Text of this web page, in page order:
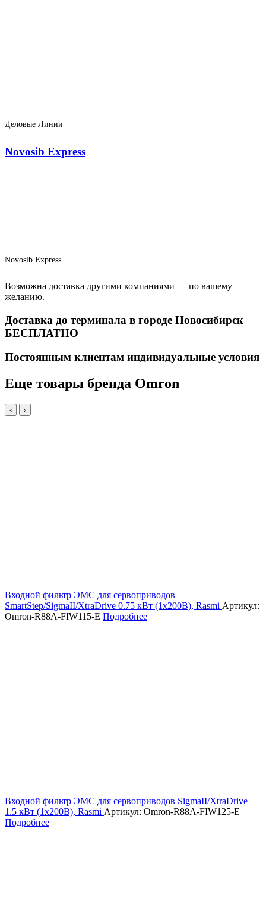
Деловые Линии
Novosib Express
Novosib Express
Возможна доставка другими компаниями — по вашему
желанию.
Доставка до терминала в городе Новосибирск
БЕСПЛАТНО
Постоянным клиентам индивидуальные условия
Еще товары бренда Omron
‹ ›
Входной фильтр ЭМС для сервоприводов
SmartStep/SigmaII/XtraDrive 0.75 кВт (1х200В), Rasmi Артикул:
Omron-R88A-FIW115-E Подробнее
Входной фильтр ЭМС для сервоприводов SigmaII/XtraDrive
1.5 кВт (1х200В), Rasmi Артикул: Omron-R88A-FIW125-E
Подробнее